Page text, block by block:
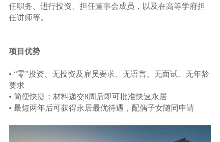
任职务、进行投资、担任董事会成员，以及在高等学府担
任讲师等。
项目优势
• “零”投资、无投资及雇员要求、无语言、无面试、无年龄
要求
• 简便快捷：材料递交8周后即可批准快速永居
• 最短两年后可获得永居最优待遇，配偶子女随同申请